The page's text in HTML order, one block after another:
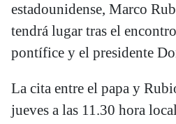
estadounidense, Marco
tendrá lugar tras el
pontífice y el presidente
La cita entre el papa y
jueves a las 11.30 hora